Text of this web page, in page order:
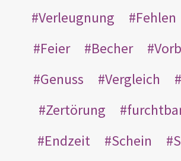
Verleugnung Fehlen
Feier
Becher
Genuss
Vergleich
Zertörung
Endzeit
Schein